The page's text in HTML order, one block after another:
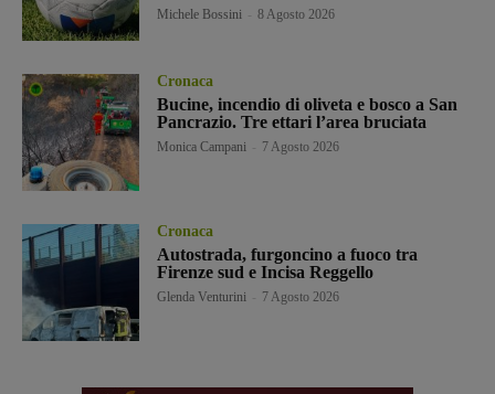
Michele Bossini 8 Agosto 2026
Cronaca
Bucine, incendio di oliveta e bosco a San
Pancrazio. Tre ettari l’area bruciata
Monica Campani 7 Agosto 2026
Cronaca
Autostrada, furgoncino a fuoco tra
Firenze sud e Incisa Reggello
Glenda Venturini 7 Agosto 2026